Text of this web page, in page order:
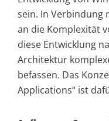
sein. In Verbindung
an die Komplexität
diese Entwicklung
Architektur
befassen. Das
Applications“ ist